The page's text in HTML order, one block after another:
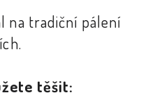
na tradiční pálení
těšit: